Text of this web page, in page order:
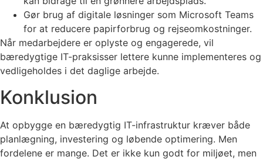
Gør brug af digitale løsninger som Microsoft Teams
for at reducere papirforbrug og rejseomkostninger.
Når medarbejdere er oplyste og engagerede, vil
bæredygtige IT-praksisser lettere kunne implementeres og
vedligeholdes i det daglige arbejde.
Konklusion
At opbygge en bæredygtig IT-infrastruktur kræver både
planlægning, investering og løbende optimering. Men
fordelene er mange. Det er ikke kun godt for miljøet, men